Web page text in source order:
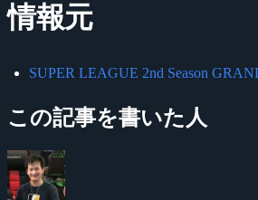
情報元
SUPER LEAGUE 2nd Season
この記事を書いた人